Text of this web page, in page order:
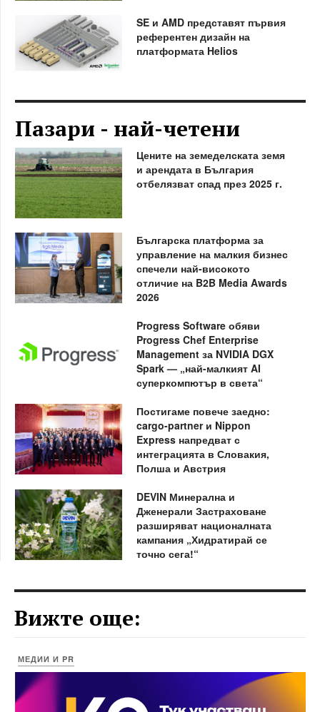
SE и AMD представят първия
референтен дизайн на
платформата Helios
Пазари - най-четени
Цените на земеделската земя
и арендата в България
отбелязват спад през 2025 г.
Българска платформа за
управление на малкия бизнес
спечели най-високото
отличие на B2B Media Awards
2026
Progress Software обяви
Progress Chef Enterprise
Management за NVIDIA DGX
Spark — „най-малкият AI
суперкомпютър в света“
Постигаме повече заедно:
cargo-partner и Nippon
Express напредват с
интеграцията в Словакия,
Полша и Австрия
DEVIN Минерална и
Дженерали Застраховане
разширяват националната
кампания „Хидратирай се
точно сега!“
Вижте още:
МЕДИИ И PR